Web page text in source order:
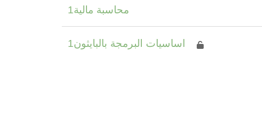
محاسبة مالية1
اساسيات البرمجة بالبايثون1